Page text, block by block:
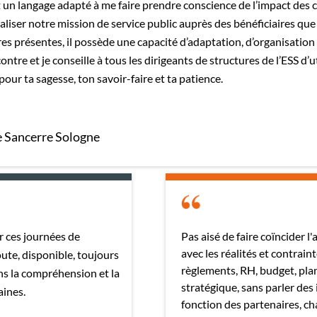
langage adapté à me faire prendre conscience de l’impact des
notre mission de service public auprès des bénéficiaires
présentes, il possède une capacité d’adaptation,
et je conseille à tous les dirigeants de structures de l’ESS
ta sagesse, ton savoir-faire et ta patience.
Sologne
journées de
disponible, toujours
la compréhension et la
Pas aisé de faire coïncider
avec les réalités et
règlements, RH, budget,
stratégique, sans parler
fonction des partenaires,